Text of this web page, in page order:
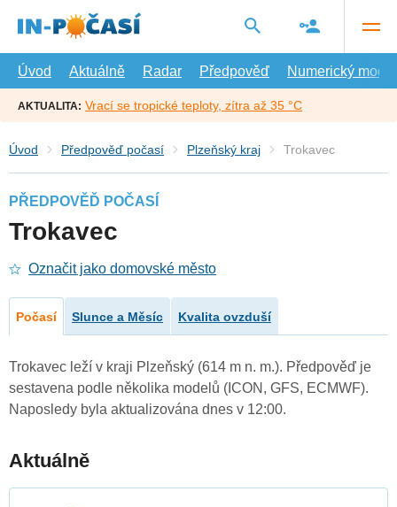
hlavní
Úvod
Aktuálně Radar Předpověď Numerický model
AKTUALITA: Vrací se tropické teploty, zítra až 35 °C
Úvod Předpověď počasí Plzeňský kraj Trokavec
PŘEDPOVĚĎ POČASÍ
Trokavec
Označit jako domovské město
Počasí Slunce a Měsíc Kvalita ovzduší
Trokavec leží v kraji Plzeňský (614 m n. m.). Předpověď je
sestavena podle několika modelů (ICON, GFS, ECMWF).
Naposledy byla aktualizována dnes v 12:00.
Aktuálně